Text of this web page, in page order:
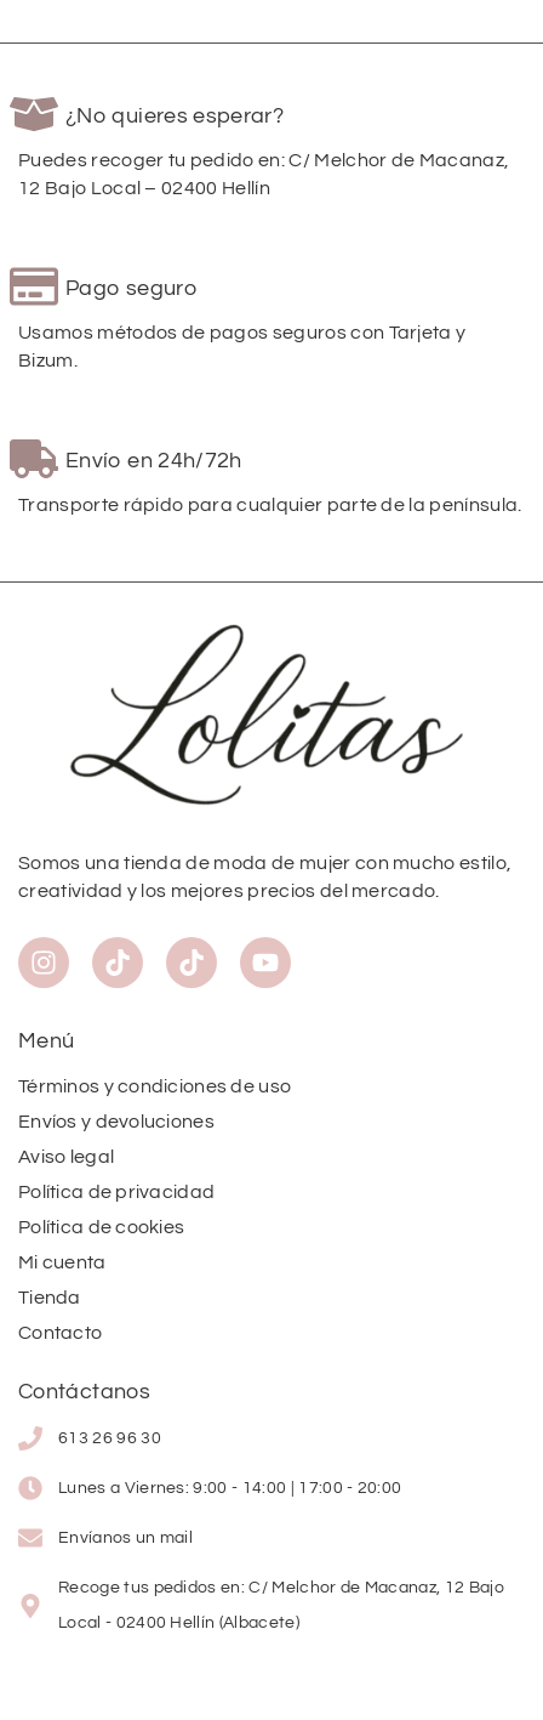
¿No quieres esperar?
Puedes recoger tu pedido en: C/ Melchor de Macanaz,
12 Bajo Local – 02400 Hellín
Pago seguro
Usamos métodos de pagos seguros con Tarjeta y
Bizum.
Envío en 24h/72h
Transporte rápido para cualquier parte de la península.
Somos una tienda de moda de mujer con mucho estilo,
creatividad y los mejores precios del mercado.
Menú
Términos y condiciones de uso
Envíos y devoluciones
Aviso legal
Política de privacidad
Política de cookies
Mi cuenta
Tienda
Contacto
Contáctanos
613 26 96 30
Lunes a Viernes: 9:00 - 14:00 | 17:00 - 20:00
Envíanos un mail
Recoge tus pedidos en: C/ Melchor de Macanaz, 12 Bajo
Local - 02400 Hellín (Albacete)